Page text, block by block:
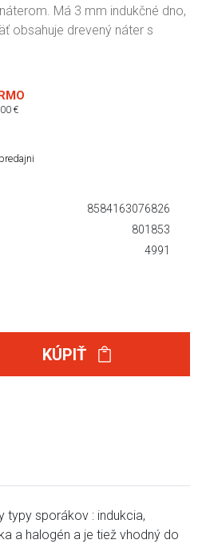
Má 3 mm indukčné dno,
obsahuje drevený náter s
€
8584163076826
801853
4991
KÚPIŤ
typy sporákov : indukcia,
a halogén a je tiež vhodný do